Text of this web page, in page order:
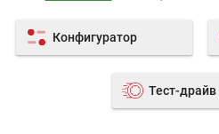
Конфигуратор
Тест-драйв